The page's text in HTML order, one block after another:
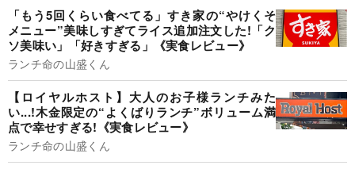
「もう5回くらい食べてる」すき家の“やけくそ
メニュー”美味しすぎてライス追加注文した!「ク
ソ美味い」「好きすぎる」《実食レビュー》
ランチ命の山盛くん
【ロイヤルホスト】大人のお子様ランチみた
い...!木金限定の“よくばりランチ”ボリューム満
点で幸せすぎる!《実食レビュー》
ランチ命の山盛くん